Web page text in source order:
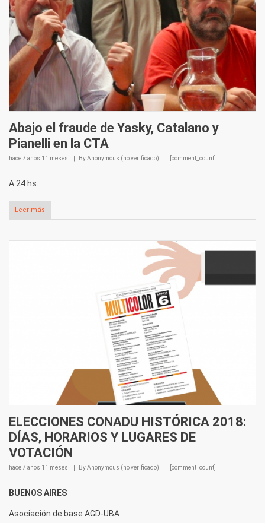
Abajo el fraude de Yasky, Catalano y
Pianelli en la CTA
hace7 años 11 meses ByAnonymous (no verificado) [comment_count]
A 24 hs.
Leer más
ELECCIONES CONADU HISTÓRICA 2018:
DÍAS, HORARIOS Y LUGARES DE
VOTACIÓN
hace7 años 11 meses ByAnonymous (no verificado) [comment_count]
BUENOS AIRES
Asociación de base AGD-UBA